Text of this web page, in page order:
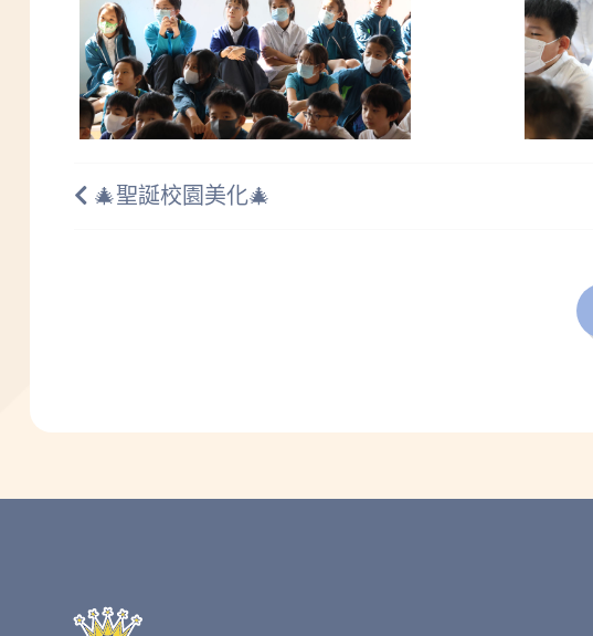
🎄聖誕校園美化🎄